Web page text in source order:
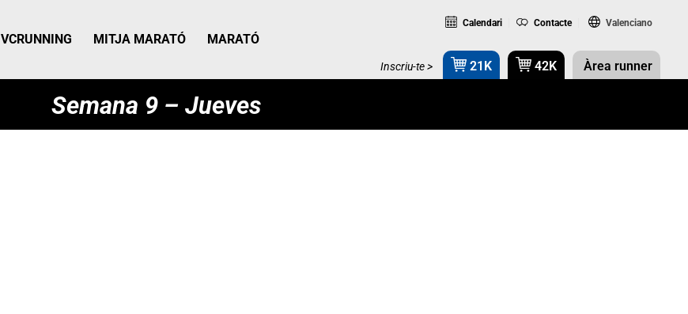
VCRUNNING MITJA MARATÓ MARATÓ
Calendari Contacte Valenciano
Inscriu-te > 21K 42K Àrea runner
Semana 9 – Jueves